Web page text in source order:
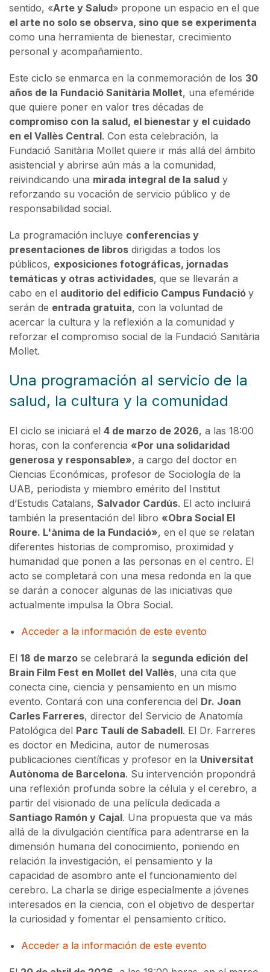
sentido, «Arte y Salud» propone un espacio en el que
el arte no solo se observa, sino que se experimenta
como una herramienta de bienestar, crecimiento
personal y acompañamiento.
Este ciclo se enmarca en la conmemoración de los 30
años de la Fundació Sanitària Mollet, una efeméride
que quiere poner en valor tres décadas de
compromiso con la salud, el bienestar y el cuidado
en el Vallès Central. Con esta celebración, la
Fundació Sanitària Mollet quiere ir más allá del ámbito
asistencial y abrirse aún más a la comunidad,
reivindicando una mirada integral de la salud y
reforzando su vocación de servicio público y de
responsabilidad social.
La programación incluye conferencias y
presentaciones de libros dirigidas a todos los
públicos, exposiciones fotográficas, jornadas
temáticas y otras actividades, que se llevarán a
cabo en el auditorio del edificio Campus Fundació y
serán de entrada gratuita, con la voluntad de
acercar la cultura y la reflexión a la comunidad y
reforzar el compromiso social de la Fundació Sanitària
Mollet.
Una programación al servicio de la
salud, la cultura y la comunidad
El ciclo se iniciará el 4 de marzo de 2026, a las 18:00
horas, con la conferencia «Por una solidaridad
generosa y responsable», a cargo del doctor en
Ciencias Económicas, profesor de Sociología de la
UAB, periodista y miembro emérito del Institut
d’Estudis Catalans, Salvador Cardús. El acto incluirá
también la presentación del libro «Obra Social El
Roure. L'ànima de la Fundació», en el que se relatan
diferentes historias de compromiso, proximidad y
humanidad que ponen a las personas en el centro. El
acto se completará con una mesa redonda en la que
se darán a conocer algunas de las iniciativas que
actualmente impulsa la Obra Social.
Acceder a la información de este evento
El 18 de marzo se celebrará la segunda edición del
Brain Film Fest en Mollet del Vallès, una cita que
conecta cine, ciencia y pensamiento en un mismo
evento. Contará con una conferencia del Dr. Joan
Carles Farreres, director del Servicio de Anatomía
Patológica del Parc Taulí de Sabadell. El Dr. Farreres
es doctor en Medicina, autor de numerosas
publicaciones científicas y profesor en la Universitat
Autònoma de Barcelona. Su intervención propondrá
una reflexión profunda sobre la célula y el cerebro, a
partir del visionado de una película dedicada a
Santiago Ramón y Cajal. Una propuesta que va más
allá de la divulgación científica para adentrarse en la
dimensión humana del conocimiento, poniendo en
relación la investigación, el pensamiento y la
capacidad de asombro ante el funcionamiento del
cerebro. La charla se dirige especialmente a jóvenes
interesados en la ciencia, con el objetivo de despertar
la curiosidad y fomentar el pensamiento crítico.
Acceder a la información de este evento